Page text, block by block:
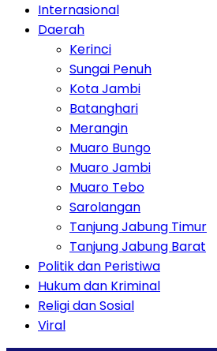
Internasional
Daerah
Kerinci
Sungai Penuh
Kota Jambi
Batanghari
Merangin
Muaro Bungo
Muaro Jambi
Muaro Tebo
Sarolangan
Tanjung Jabung Timur
Tanjung Jabung Barat
Politik dan Peristiwa
Hukum dan Kriminal
Religi dan Sosial
Viral